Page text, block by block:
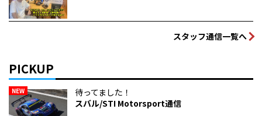
スタッフ通信一覧へ
PICKUP
NEW
待ってました！
スバル/STI Motorsport通信